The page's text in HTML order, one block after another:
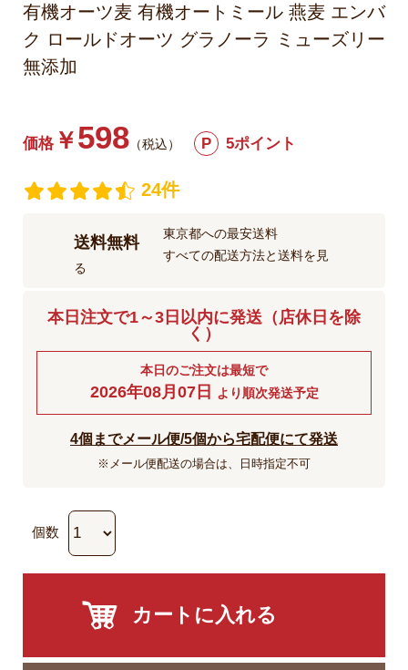
有機オーツ麦 有機オートミール 燕麦 エンバ
ク ロールドオーツ グラノーラ ミューズリー
無添加
価格 ￥598 （税込） P 5ポイント
24件
送料無料
東京都への最安送料
すべての配送方法と送料を見
る
本日注文で1～3日以内に発送（店休日を除
く）
本日のご注文は最短で
2026年08月07日 より順次発送予定
4個までメール便/5個から宅配便にて発送
※メール便配送の場合は、日時指定不可
個数